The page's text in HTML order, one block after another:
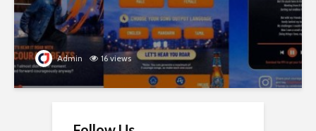
Admin 16 views